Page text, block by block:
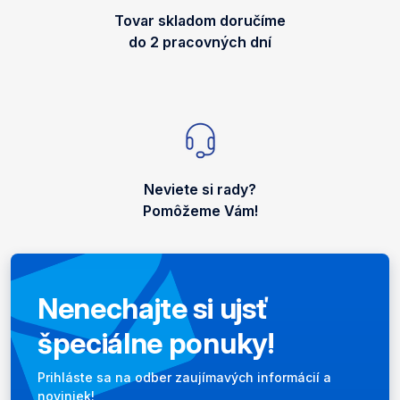
Tovar skladom doručíme
do 2 pracovných dní
Neviete si rady?
Pomôžeme Vám!
Newsletter
Nenechajte si ujsť
špeciálne ponuky!
Prihláste sa na odber zaujímavých informácií a
noviniek!